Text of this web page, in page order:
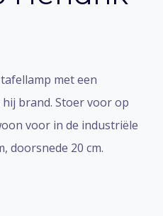
met een
brand. Stoer voor op
voor in de industriële
doorsnede 20 cm.